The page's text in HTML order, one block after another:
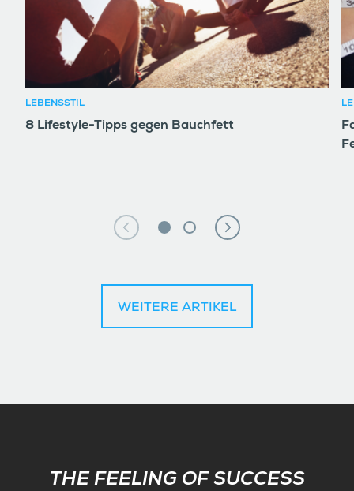
LEBENSSTIL
8 Lifestyle-Tipps gegen Bauchfett
WEITERE ARTIKEL
Subscribe
THE FEELING OF SUCCESS